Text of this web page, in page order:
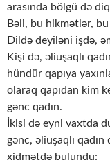
arasında bölgü də
Bəli, bu hikmətlər,
Dildə deyiləni işdə,
Kişi də, əliuşaqlı
hündür qapıya
olaraq qapıdan kim
gənc qadın.
İkisi də eyni vaxtda
gənc, əliuşaqlı
xidmətdə bulundu: